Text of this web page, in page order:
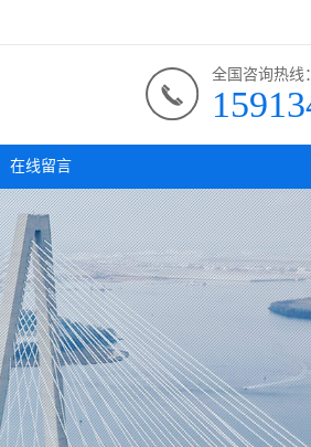
全国咨询热线：
在线留言